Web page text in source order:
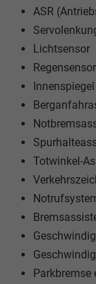
ASR
Lichtsensor
Regensensor
Totwinkel-
Parkbremse